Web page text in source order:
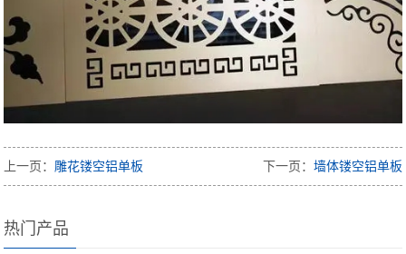
上一页：雕花镂空铝单板 下一页： 墙体镂空铝单板
热门产品